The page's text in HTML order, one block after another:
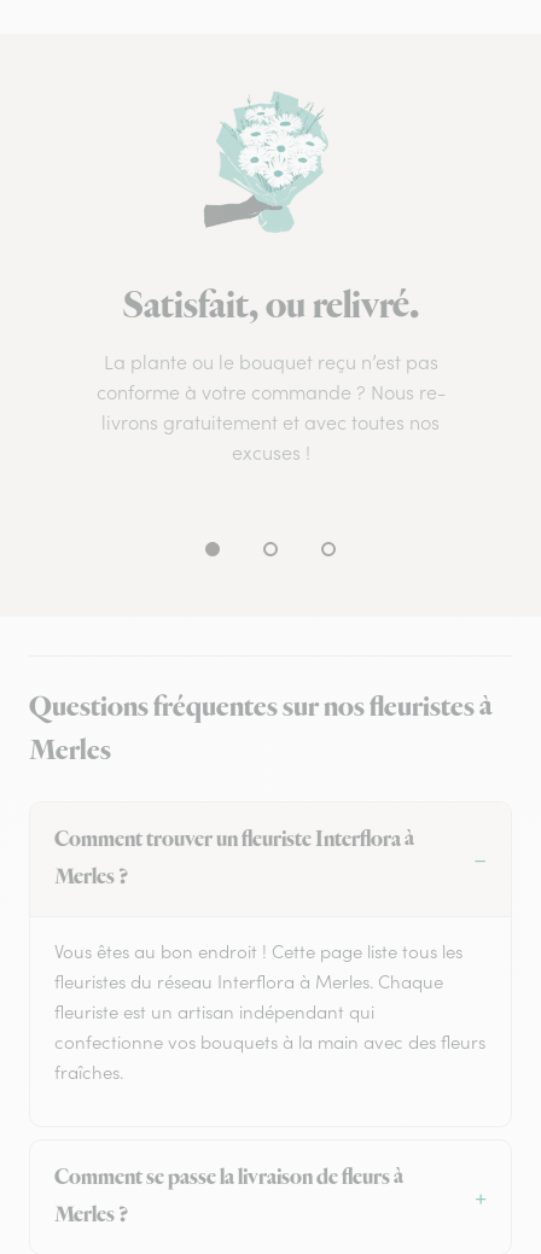
Satisfait, ou relivré.
La plante ou le bouquet reçu n’est pas
conforme à votre commande ? Nous re-
livrons gratuitement et avec toutes nos
excuses !
Questions fréquentes sur nos fleuristes à
Merles
Comment trouver un fleuriste Interflora à
Merles ?
Vous êtes au bon endroit ! Cette page liste tous les
fleuristes du réseau Interflora à Merles. Chaque
fleuriste est un artisan indépendant qui
confectionne vos bouquets à la main avec des fleurs
fraîches.
Comment se passe la livraison de fleurs à
Merles ?